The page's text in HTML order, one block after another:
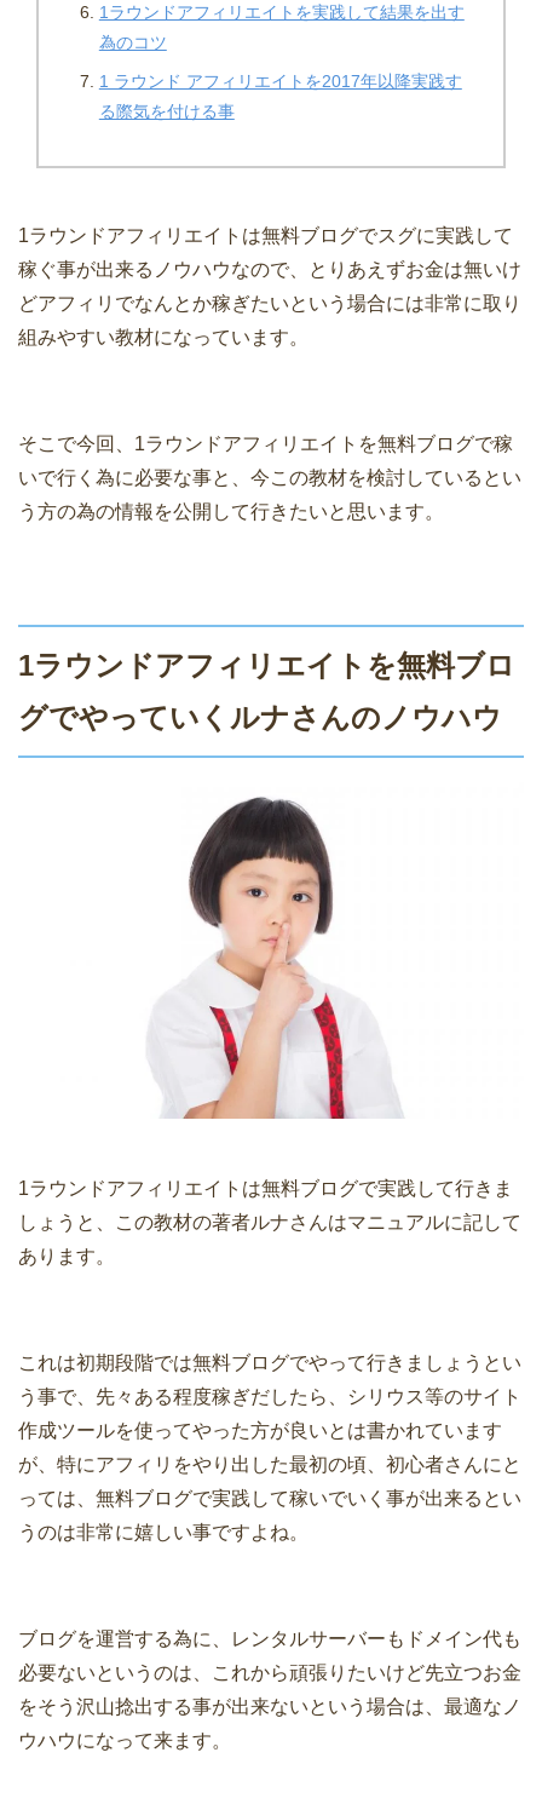
1ラウンドアフィリエイトを実践して結果を出す
為のコツ
1 ラウンド アフィリエイトを2017年以降実践す
る際気を付ける事
1ラウンドアフィリエイトは無料ブログでスグに実践して
稼ぐ事が出来るノウハウなので、とりあえずお金は無いけ
どアフィリでなんとか稼ぎたいという場合には非常に取り
組みやすい教材になっています。
そこで今回、1ラウンドアフィリエイトを無料ブログで稼
いで行く為に必要な事と、今この教材を検討しているとい
う方の為の情報を公開して行きたいと思います。
1ラウンドアフィリエイトを無料ブロ
グでやっていくルナさんのノウハウ
1ラウンドアフィリエイトは無料ブログで実践して行きま
しょうと、この教材の著者ルナさんはマニュアルに記して
あります。
これは初期段階では無料ブログでやって行きましょうとい
う事で、先々ある程度稼ぎだしたら、シリウス等のサイト
作成ツールを使ってやった方が良いとは書かれています
が、特にアフィリをやり出した最初の頃、初心者さんにと
っては、無料ブログで実践して稼いでいく事が出来るとい
うのは非常に嬉しい事ですよね。
ブログを運営する為に、レンタルサーバーもドメイン代も
必要ないというのは、これから頑張りたいけど先立つお金
をそう沢山捻出する事が出来ないという場合は、最適なノ
ウハウになって来ます。